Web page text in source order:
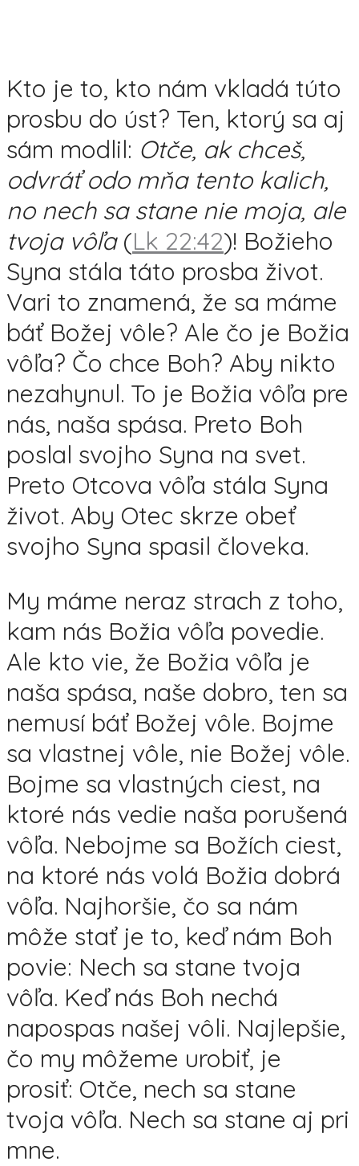
Kto je to, kto nám vkladá túto
prosbu do úst? Ten, ktorý sa aj
sám modlil: Otče, ak chceš,
odvráť odo mňa tento kalich,
no nech sa stane nie moja, ale
tvoja vôľa (Lk 22:42)! Božieho
Syna stála táto prosba život.
Vari to znamená, že sa máme
báť Božej vôle? Ale čo je Božia
vôľa? Čo chce Boh? Aby nikto
nezahynul. To je Božia vôľa pre
nás, naša spása. Preto Boh
poslal svojho Syna na svet.
Preto Otcova vôľa stála Syna
život. Aby Otec skrze obeť
svojho Syna spasil človeka.
My máme neraz strach z toho,
kam nás Božia vôľa povedie.
Ale kto vie, že Božia vôľa je
naša spása, naše dobro, ten sa
nemusí báť Božej vôle. Bojme
sa vlastnej vôle, nie Božej vôle.
Bojme sa vlastných ciest, na
ktoré nás vedie naša porušená
vôľa. Nebojme sa Božích ciest,
na ktoré nás volá Božia dobrá
vôľa. Najhoršie, čo sa nám
môže stať je to, keď nám Boh
povie: Nech sa stane tvoja
vôľa. Keď nás Boh nechá
napospas našej vôli. Najlepšie,
čo my môžeme urobiť, je
prosiť: Otče, nech sa stane
tvoja vôľa. Nech sa stane aj pri
mne.